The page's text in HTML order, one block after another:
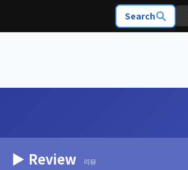
Search
▶ Review 리뷰